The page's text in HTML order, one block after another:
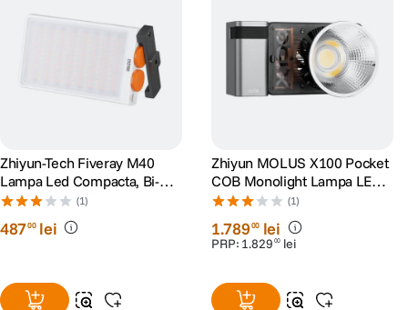
Zhiyun-Tech Fiveray M40
Lampa Led Compacta, Bi-
Color
(1)
48700 lei
Zhiyun MOLUS X100 Pocket
COB Monolight Lampa LED
Bi-Color Pro Kit
(1)
1.78900 lei
PRP: 1.829 00 lei